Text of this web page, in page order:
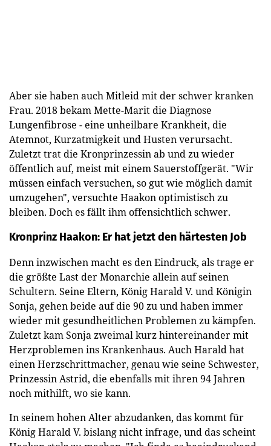
Aber sie haben auch Mitleid mit der schwer kranken
Frau. 2018 bekam Mette-Marit die Diagnose
Lungenfibrose - eine unheilbare Krankheit, die
Atemnot, Kurzatmigkeit und Husten verursacht.
Zuletzt trat die Kronprinzessin ab und zu wieder
öffentlich auf, meist mit einem Sauerstoffgerät. "Wir
müssen einfach versuchen, so gut wie möglich damit
umzugehen", versuchte Haakon optimistisch zu
bleiben. Doch es fällt ihm offensichtlich schwer.
Kronprinz Haakon: Er hat jetzt den härtesten Job
Denn inzwischen macht es den Eindruck, als trage er
die größte Last der Monarchie allein auf seinen
Schultern. Seine Eltern, König Harald V. und Königin
Sonja, gehen beide auf die 90 zu und haben immer
wieder mit gesundheitlichen Problemen zu kämpfen.
Zuletzt kam Sonja zweimal kurz hintereinander mit
Herzproblemen ins Krankenhaus. Auch Harald hat
einen Herzschrittmacher, genau wie seine Schwester,
Prinzessin Astrid, die ebenfalls mit ihren 94 Jahren
noch mithilft, wo sie kann.
In seinem hohen Alter abzudanken, das kommt für
König Harald V. bislang nicht infrage, und das scheint